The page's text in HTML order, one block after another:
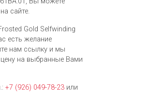
сайте.
Gold Selfwinding
есть желание
нам ссылку и мы
на выбранные Вами
+7 (926) 049-78-23 или